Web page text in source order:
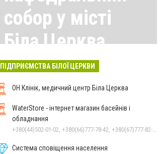
собор у місті
Біла Церква
Всі матеріали тут
ПІДПРИЄМСТВА БІЛОЇ ЦЕРКВИ
ОН Клінік, медичний центр Біла Церква
WaterStore - інтернет магазин басейнів і
обладнання
Система сповіщення населення